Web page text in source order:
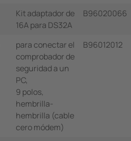
Kit adaptador de
16A para DS32A
B96020066
para conectar el
comprobador de
seguridad a un
PC,
9 polos,
hembrilla-
hembrilla (cable
cero módem)
B96012012